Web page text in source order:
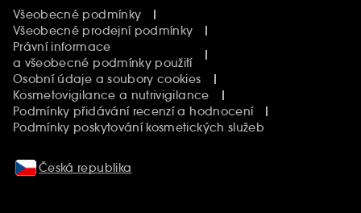
Všeobecné podmínky
Všeobecné prodejní podmínky
Právní informace
a všeobecné podmínky použití
Osobní údaje a soubory cookies
Kosmetovigilance a nutrivigilance
Podmínky přidávání recenzí a hodnocení
Podmínky poskytování kosmetických služeb
Česká republika